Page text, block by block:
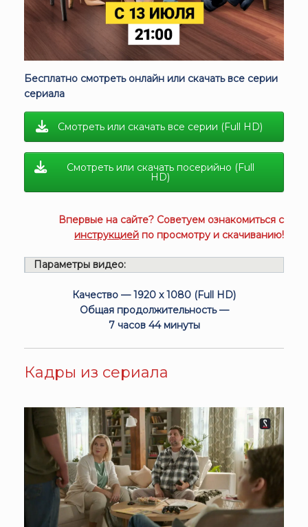
Бесплатно смотреть онлайн или скачать все серии
сериала
Смотреть или скачать все серии (Full HD)
Смотреть или скачать посерийно (Full
HD)
Впервые на сайте? Советуем ознакомиться с
инструкцией по просмотру и скачиванию!
Параметры видео:
Качество — 1920 x 1080 (Full HD)
Общая продолжительность —
7 часов 44 минуты
Кадры из сериала